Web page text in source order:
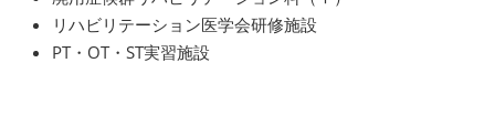
リハビリテーション医学会研修施設
PT・OT・ST実習施設